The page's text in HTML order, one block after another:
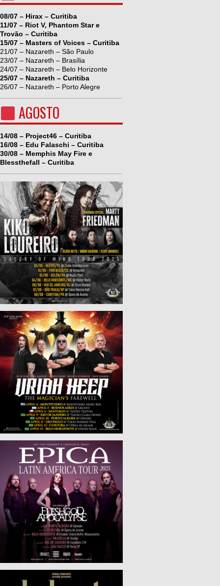
08/07 – Hirax – Curitiba
11/07 – Riot V, Phantom Star e
Trovão – Curitiba
15/07 – Masters of Voices – Curitiba
21/07 – Nazareth – São Paulo
23/07 – Nazareth – Brasília
24/07 – Nazareth – Belo Horizonte
25/07 – Nazareth – Curitiba
26/07 – Nazareth – Porto Alegre
AGOSTO
14/08 – Project46 – Curitiba
16/08 – Edu Falaschi – Curitiba
30/08 – Memphis May Fire e
Blessthefall – Curitiba